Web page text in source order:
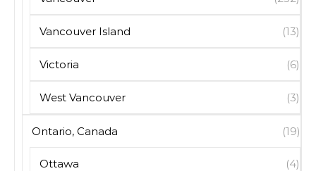
Vancouver Island (13)
Victoria (6)
West Vancouver (3)
Ontario, Canada (19)
Ottawa (4)